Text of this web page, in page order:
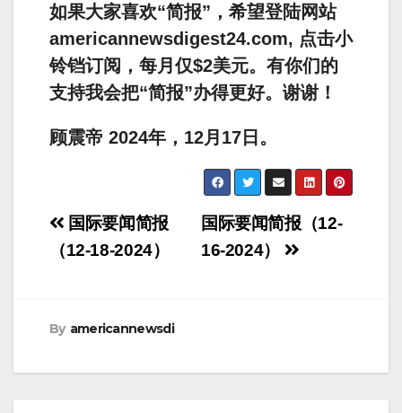
如果大家喜欢“简报”，希望登陆网站
americannewsdigest24.com, 点击小
铃铛订阅，每月仅$2美元。有你们的
支持我会把“简报”办得更好。谢谢！
顾震帝 2024年，12月17日。
Post
navigation
国际要闻简报（12-
16-2024）
国际要闻简报
（12-18-2024）
By americannewsdi